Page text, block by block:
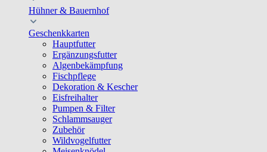
Hühner & Bauernhof
Geschenkkarten
Hauptfutter
Ergänzungsfutter
Algenbekämpfung
Fischpflege
Dekoration & Kescher
Eisfreihalter
Pumpen & Filter
Schlammsauger
Zubehör
Wildvogelfutter